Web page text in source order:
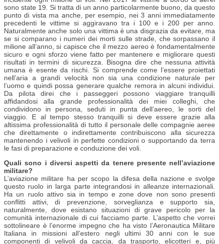
sono state 19. Si tratta di un anno particolarmente buono, da questo
punto di vista ma anche, per esempio, nei 3 anni immediatamente
precedenti le vittime si aggiravano tra i 100 e i 200 per anno.
Naturalmente anche solo una vittima è una disgrazia da evitare, ma
se si comparano i numeri dei morti sulle strade, che sorpassano il
milione all’anno, si capisce che il mezzo aereo è fondamentalmente
sicuro e ogni sforzo viene fatto per mantenere e migliorare questi
risultati in termini di sicurezza. Bisogna dire che nessuna attività
umana è esente da rischi. Si comprende come l’essere proiettati
nell’aria a grandi velocità non sia una condizione naturale per
l’uomo e quindi possa generare qualche remora in alcuni individui.
Da pilota direi che i passeggeri possono viaggiare tranquilli
affidandosi alla grande professionalità dei miei colleghi, che
condividono in persona, seduti in punta dell’aereo, le sorti del
viaggio. E al tempo stesso tranquilli si deve essere grazie alla
altissima professionalità di tutto il personale delle compagnie aeree
che direttamente o indirettamente contribuiscono alla sicurezza
mantenendo i velivoli in perfette condizioni o supportando da terra
le fasi di preparazione e conduzione dei voli.
Quali sono i diversi aspetti da tenere presente nell’aviazione
militare?
L’aviazione militare ha per scopo la difesa della nazione e svolge
questo ruolo in larga parte integrandosi in alleanze internazionali.
Ha un ruolo attivo sia in tempo e zone dove non sono presenti
conflitti attivi, di prevenzione, sorveglianza e supporto sia,
naturalmente, dove esistano situazioni di grave pericolo per la
comunità internazionale di cui facciamo parte. L’aspetto che vorrei
sottolineare è l’enorme impegno che ha visto l’Aeronautica Militare
Italiana in missioni all’estero negli ultimi 30 anni con le sue
componenti di velivoli da caccia, da trasporto, elicotteri e, più